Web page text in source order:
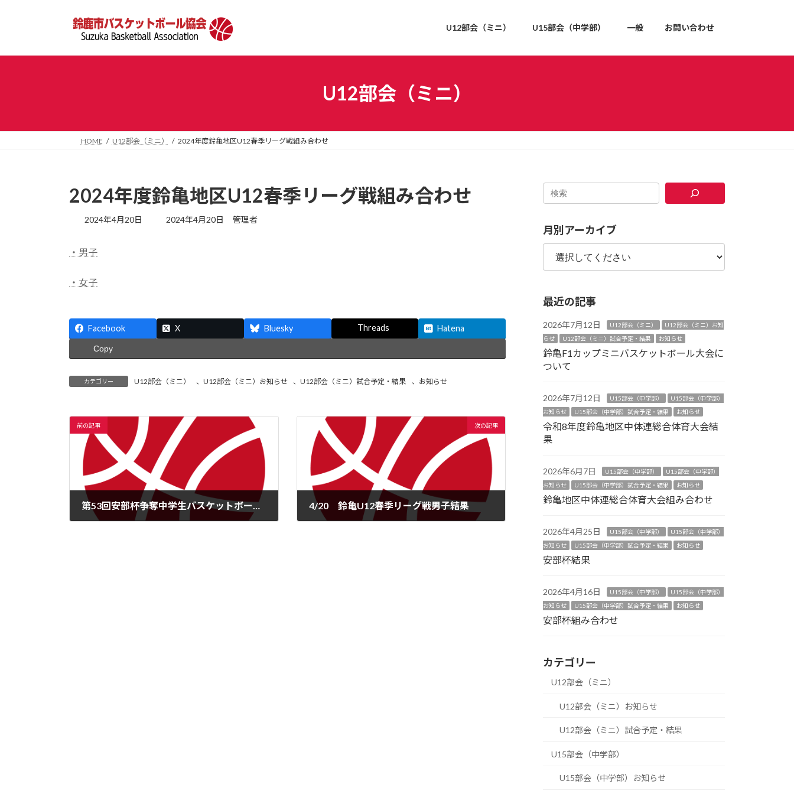
プ
動
U12部会（ミニ） U15部会（中学部） 一般 お問い合わせ
U12部会（ミニ）
HOME U12部会（ミニ） 2024年度鈴亀地区U12春季リーグ戦組み合わせ
2024年度鈴亀地区U12春季リーグ戦組み合わせ
2024年4月20日
最
2024年4月20日 管理者
・男子
・女子
Facebook X Bluesky Threads Hatena
Copy
カテゴリー U12部会（ミニ） 、 U12部会（ミニ）お知らせ 、U12部会（ミニ）試合予定・結果 、 お知らせ
前の記事
第53回安部杯争奪中学生バスケットボール大会組合せ
次の記事
4/20 鈴亀U12春季リーグ戦男子結果
月別アーカイブ
最近の記事
2026年7月12日 U12部会（ミニ）
U12部会（ミニ）お知
らせ
U12部会（ミニ）試合予定・結果 お知らせ
鈴亀F1カップミニバスケットボール大会に
ついて
2026年7月12日 U15部会（中学部）
U15部会（中学部）
お知らせ
U15部会（中学部）試合予定・結果 お知らせ
令和8年度鈴亀地区中体連総合体育大会結
果
2026年6月7日 U15部会（中学部）
U15部会（中学部）
お知らせ
U15部会（中学部）試合予定・結果 お知らせ
鈴亀地区中体連総合体育大会組み合わせ
2026年4月25日 U15部会（中学部）
U15部会（中学部）
お知らせ
U15部会（中学部）試合予定・結果 お知らせ
安部杯結果
2026年4月16日 U15部会（中学部）
U15部会（中学部）
お知らせ
U15部会（中学部）試合予定・結果 お知らせ
安部杯組み合わせ
カテゴリー
U12部会（ミニ）
U12部会（ミニ）お知らせ
U12部会（ミニ）試合予定・結果
U15部会（中学部）
U15部会（中学部）お知らせ